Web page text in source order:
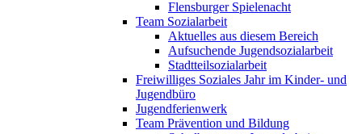
Flensburger Spielenacht
Team Sozialarbeit
Aktuelles aus diesem Bereich
Aufsuchende Jugendsozialarbeit
Stadtteilsozialarbeit
Freiwilliges Soziales Jahr im Kinder- und
Jugendbüro
Jugendferienwerk
Team Prävention und Bildung